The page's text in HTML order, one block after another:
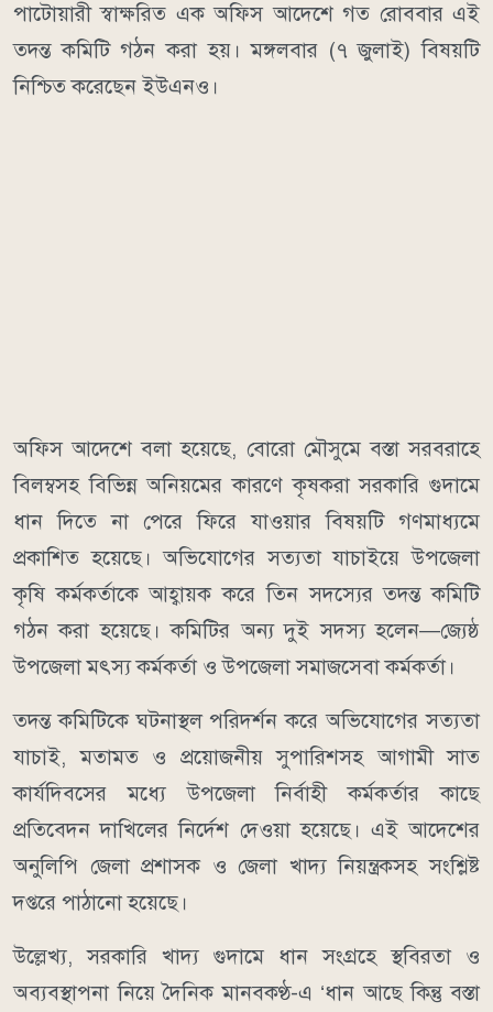
পাটোয়ারী স্বাক্ষরিত এক অফিস আদেশে গত রোববার এই
তদন্ত কমিটি গঠন করা হয়। মঙ্গলবার (৭ জুলাই) বিষয়টি
নিশ্চিত করেছেন ইউএনও।
অফিস আদেশে বলা হয়েছে, বোরো মৌসুমে বস্তা সরবরাহে
বিলম্বসহ বিভিন্ন অনিয়মের কারণে কৃষকরা সরকারি গুদামে
ধান দিতে না পেরে ফিরে যাওয়ার বিষয়টি গণমাধ্যমে
প্রকাশিত হয়েছে। অভিযোগের সত্যতা যাচাইয়ে উপজেলা
কৃষি কর্মকর্তাকে আহ্বায়ক করে তিন সদস্যের তদন্ত কমিটি
গঠন করা হয়েছে। কমিটির অন্য দুই সদস্য হলেন—জ্যেষ্ঠ
উপজেলা মৎস্য কর্মকর্তা ও উপজেলা সমাজসেবা কর্মকর্তা।
তদন্ত কমিটিকে ঘটনাস্থল পরিদর্শন করে অভিযোগের সত্যতা
যাচাই, মতামত ও প্রয়োজনীয় সুপারিশসহ আগামী সাত
কার্যদিবসের মধ্যে উপজেলা নির্বাহী কর্মকর্তার কাছে
প্রতিবেদন দাখিলের নির্দেশ দেওয়া হয়েছে। এই আদেশের
অনুলিপি জেলা প্রশাসক ও জেলা খাদ্য নিয়ন্ত্রকসহ সংশ্লিষ্ট
দপ্তরে পাঠানো হয়েছে।
উল্লেখ্য, সরকারি খাদ্য গুদামে ধান সংগ্রহে স্থবিরতা ও
অব্যবস্থাপনা নিয়ে দৈনিক মানবকণ্ঠ-এ ‘ধান আছে কিন্তু বস্তা